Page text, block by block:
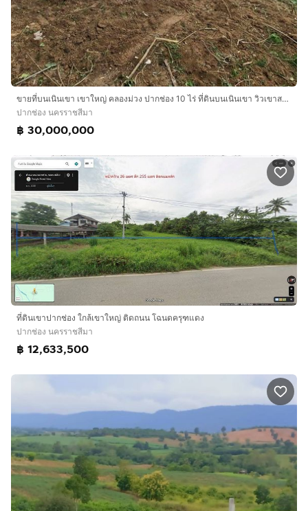
ขายที่บนเนินเขา เขาใหญ่ คลองม่วง ปากช่อง 10 ไร่ ที่ดินบนเนินเขา วิวเขาสวยมาก ที่สูง ติดถนนลาดยาง ใกล้เส้น 3060 หนองสาหร่าย เดินทางสะดวก ไม่ล
ปากช่อง นครราชสีมา
฿ 30,000,000
ที่ดินเขาปากช่อง ใกล้เขาใหญ่ ติดถนน โฉนดครุฑแดง
ปากช่อง นครราชสีมา
฿ 12,633,500